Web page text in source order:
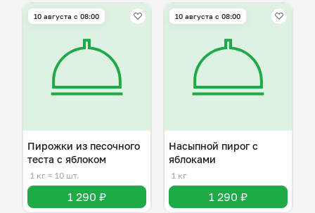
10 августа с 08:00
Пирожки из песочного
теста с яблоком
1 кг ≈ 10 шт.
1 290 ₽
10 августа с 08:00
Насыпной пирог с
яблоками
1 кг
1 290 ₽